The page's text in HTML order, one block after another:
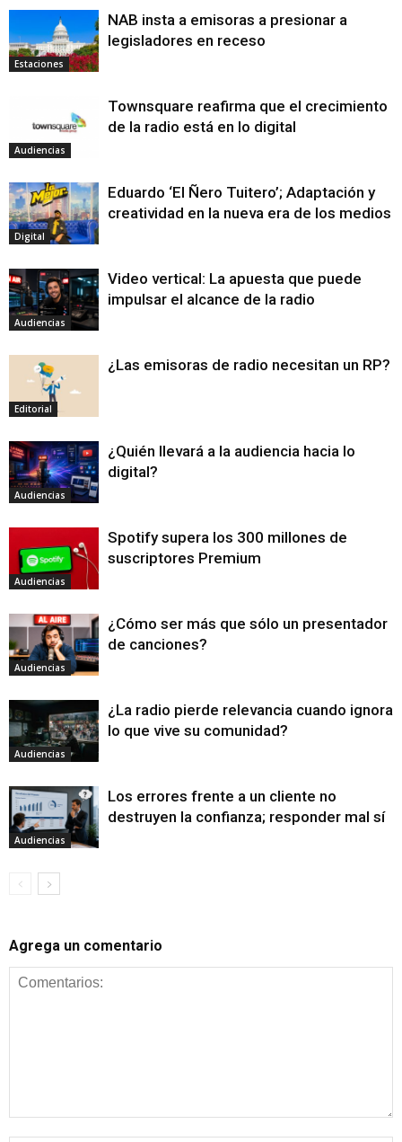
Estaciones
NAB insta a emisoras a presionar a
legisladores en receso
Audiencias
Townsquare reafirma que el crecimiento
de la radio está en lo digital
Digital
Eduardo ‘El Ñero Tuitero’; Adaptación y
creatividad en la nueva era de los medios
Audiencias
Video vertical: La apuesta que puede
impulsar el alcance de la radio
Editorial
¿Las emisoras de radio necesitan un RP?
Audiencias
¿Quién llevará a la audiencia hacia lo
digital?
Audiencias
Spotify supera los 300 millones de
suscriptores Premium
Audiencias
¿Cómo ser más que sólo un presentador
de canciones?
Audiencias
¿La radio pierde relevancia cuando ignora
lo que vive su comunidad?
Audiencias
Los errores frente a un cliente no
destruyen la confianza; responder mal sí
Agrega un comentario